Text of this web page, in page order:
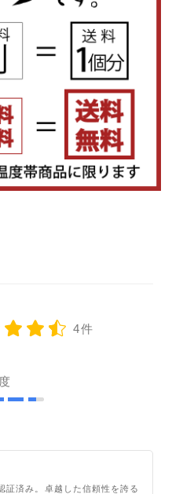
4件
証済み。卓越した信頼性を誇る